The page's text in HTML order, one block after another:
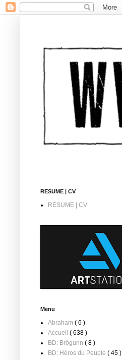
RESUME | CV
RESUME | CV
Menu
Abraham ( 6 )
Accueil ( 638 )
BD: Brögunn ( 8 )
BD: Héros du Peuple ( 45 )